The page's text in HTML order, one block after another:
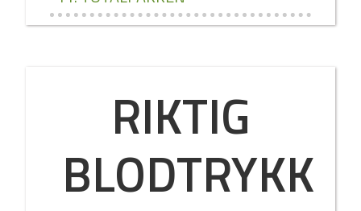
RIKTIG
BLODTRYKK